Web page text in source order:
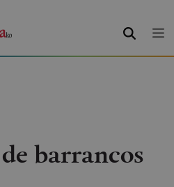
BUSCAR
barrancos